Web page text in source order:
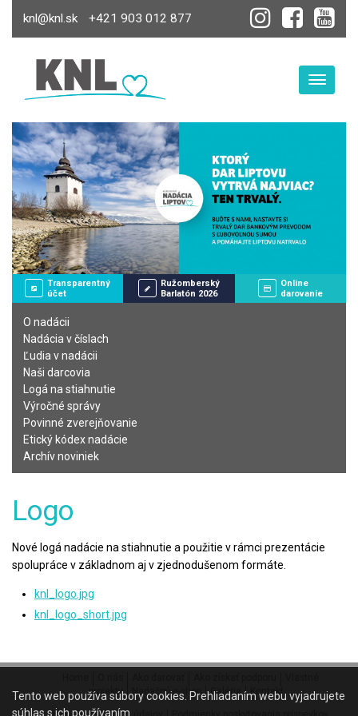
knl@knl.sk +421 903 012 877
Transparentný
účet
Ružomberský
Barlatón 2026
Online
darovanie
O nadácii
Nadácia v číslach
Ľudia v nadácii
Naši darcovia
Logá na stiahnutie
Výročné správy
Povinné zverejňovanie
Etický kódex nadácie
Archív noviniek
Logo
Nové logá nadácie na stiahnutie a použitie v rámci prezentácie
spolupráce v základnom aj v zjednodušenom formáte.
knl_logo.jpg
knl_logo_short.jpg
Tento web používa súbory cookies. Prehliadaním webu vyjadrujete
súhlas s ich používaním.
projekty
Nadačný e-shop Galéria Kontakt